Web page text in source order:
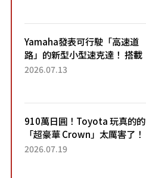
Yamaha發表可行駛「高速道
路」的新型小型速克達！ 搭載
能享受超強勁「渦輪感」的動
2026.07.13
910萬日圓！Toyota 玩真的的
「超豪華 Crown」太厲害了！
採用由「匠人技藝」打造的
2026.07.19